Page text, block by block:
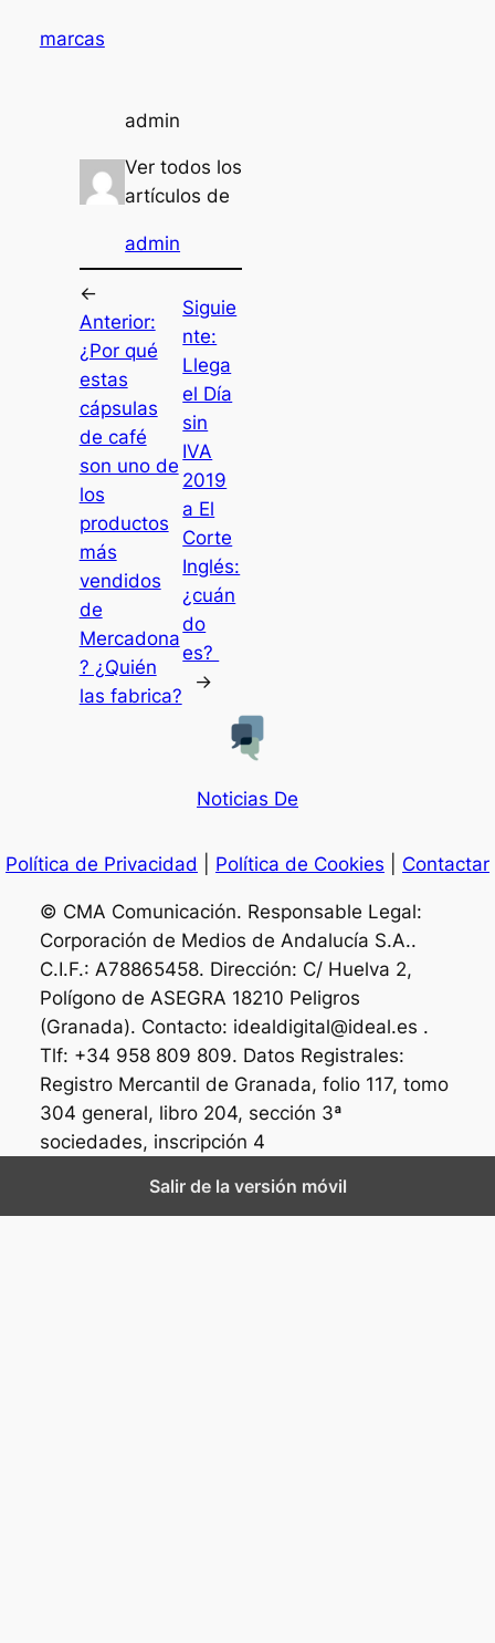
marcas
admin
Ver todos los
artículos de
admin
←
Anterior:
¿Por qué
estas
cápsulas
de café
son uno de
los
productos
más
vendidos
de
Mercadona
? ¿Quién
las fabrica?
Siguie
nte:
Llega
el Día
sin
IVA
2019
a El
Corte
Inglés:
¿cuán
do
es?
→
Noticias De
Política de Privacidad Política de Cookies Contactar
© CMA Comunicación. Responsable Legal:
Corporación de Medios de Andalucía S.A..
C.I.F.: A78865458. Dirección: C/ Huelva 2,
Polígono de ASEGRA 18210 Peligros
(Granada). Contacto: idealdigital@ideal.es .
Tlf: +34 958 809 809. Datos Registrales:
Registro Mercantil de Granada, folio 117, tomo
304 general, libro 204, sección 3ª
sociedades, inscripción 4
Salir de la versión móvil